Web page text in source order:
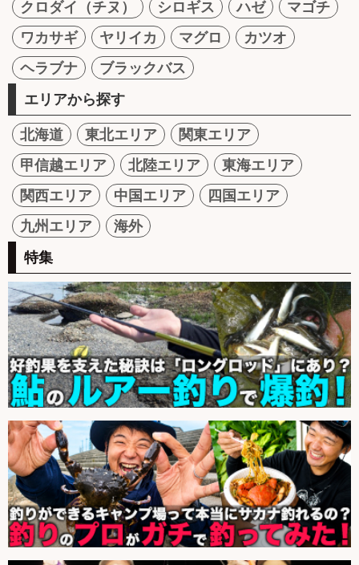
クロダイ（チヌ）
シロギス ハゼ
マゴチ
ワカサギ
ヤリイカ マグロ
カツオ
ヘラブナ
ブラックバス
エリアから探す
北海道 東北エリア
関東エリア
甲信越エリア
北陸エリア
東海エリア
関西エリア
中国エリア
四国エリア
九州エリア
海外
特集